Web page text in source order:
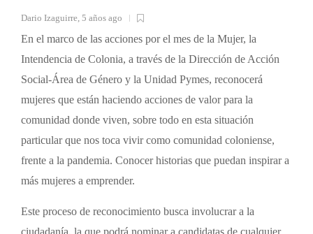
Dario Izaguirre, 5 años ago
En el marco de las acciones por el mes de la Mujer, la
Intendencia de Colonia, a través de la Dirección de Acción
Social-Área de Género y la Unidad Pymes, reconocerá
mujeres que están haciendo acciones de valor para la
comunidad donde viven, sobre todo en esta situación
particular que nos toca vivir como comunidad coloniense,
frente a la pandemia. Conocer historias que puedan inspirar a
más mujeres a emprender.
Este proceso de reconocimiento busca involucrar a la